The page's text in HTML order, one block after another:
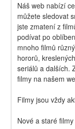
Náš web nabízí
můžete sledovat
jste zmatení z
podívat po
mnoho filmů
hororů,
seriálů a dalších.
filmy na našem
Filmy jsou vždy
Nové a staré